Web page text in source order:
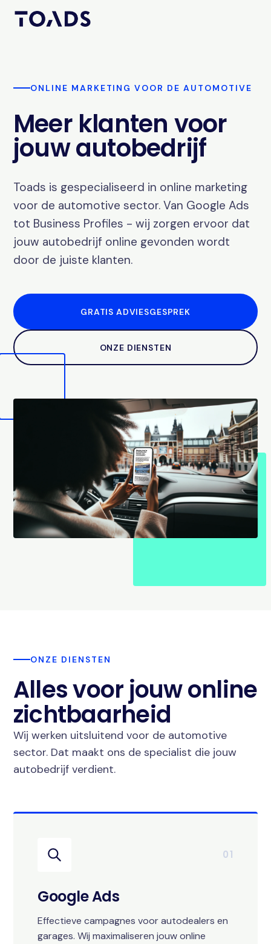
ONLINE MARKETING VOOR DE AUTOMOTIVE
Meer klanten voor
jouw autobedrijf
Toads is gespecialiseerd in online marketing
voor de automotive sector. Van Google Ads
tot Business Profiles - wij zorgen ervoor dat
jouw autobedrijf online gevonden wordt
door de juiste klanten.
GRATIS ADVIESGESPREK
ONZE DIENSTEN
ONZE DIENSTEN
Alles voor jouw online
zichtbaarheid
Wij werken uitsluitend voor de automotive
sector. Dat maakt ons de specialist die jouw
autobedrijf verdient.
01
Google Ads
Effectieve campagnes voor autodealers en
garages. Wij maximaliseren jouw online